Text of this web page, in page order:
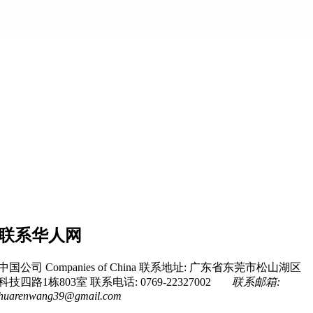
系华人网
国公司 Companies of China 联系地址: 广东省东莞市松山湖区
技四路1栋803室 联系电话: 0769-22327002
联系邮箱: